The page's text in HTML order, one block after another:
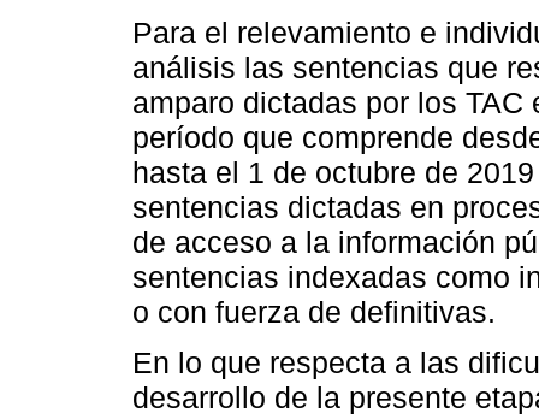
Para el relevamiento e
análisis las sentencias que
amparo dictadas por los
período que comprende
hasta el 1 de octubre de
sentencias dictadas en
de acceso a la información
sentencias indexadas como
o con fuerza de definitivas.
En lo que respecta a las
desarrollo de la presente